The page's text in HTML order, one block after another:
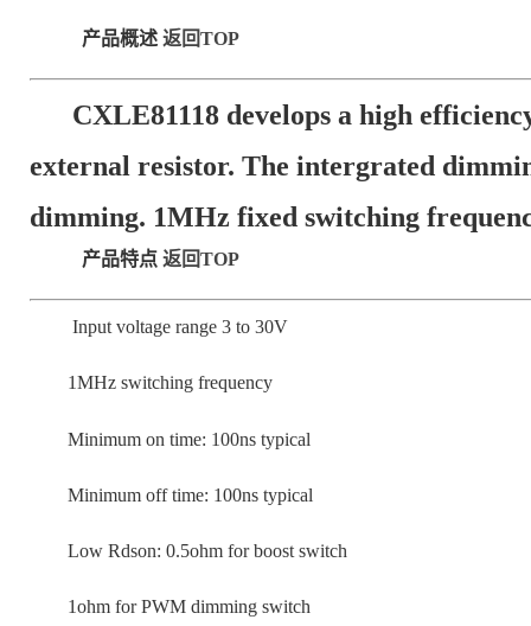
产品概述 返回TOP
CXLE81118 develops a high
external resistor. The intergrated
dimming. 1MHz fixed switching
产品特点 返回TOP
Input voltage range 3 to 30V
1MHz switching frequency
Minimum on time: 100ns typical
Minimum off time: 100ns typical
Low Rdson: 0.5ohm for boost switch
1ohm for PWM dimming switch